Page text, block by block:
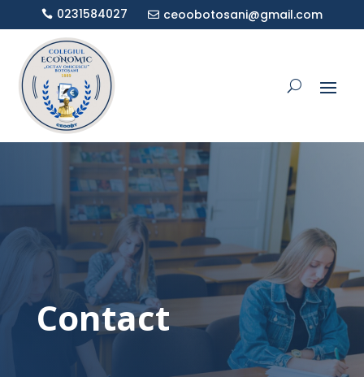
 0231584027  ceoobotosani@gmail.com
Contact